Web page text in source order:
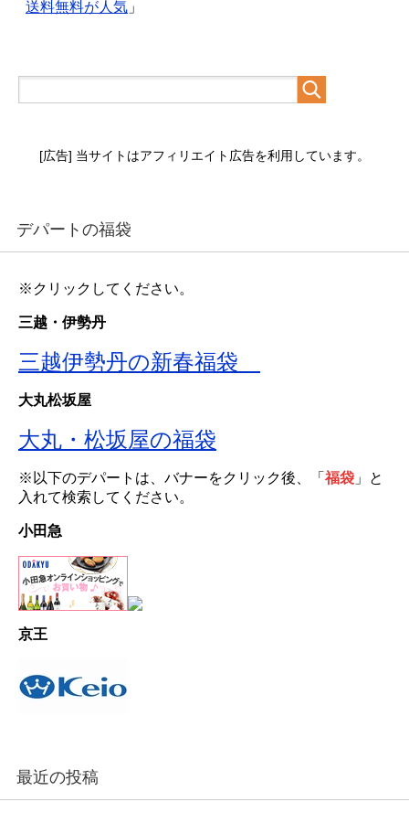
送料無料が人気 」
[広告] 当サイトはアフィリエイト広告を利用しています。
デパートの福袋
※クリックしてください。
三越・伊勢丹
三越伊勢丹の新春福袋
大丸松坂屋
大丸・松坂屋の福袋
※以下のデパートは、バナーをクリック後、「 福袋 」と
入れて検索してください。
小田急
京王
最近の投稿